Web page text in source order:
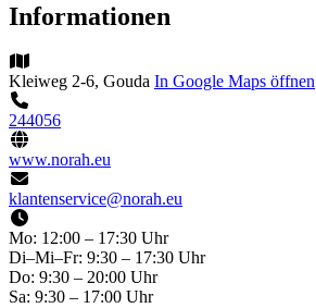
Informationen
Kleiweg 2-6, Gouda In Google Maps öffnen
244056
www.norah.eu
klantenservice@norah.eu
Mo: 12:00 – 17:30 Uhr
Di–Mi–Fr: 9:30 – 17:30 Uhr
Do: 9:30 – 20:00 Uhr
Sa: 9:30 – 17:00 Uhr